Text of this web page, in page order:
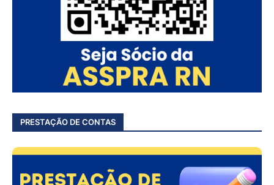
PRESTAÇÃO DE CONTAS